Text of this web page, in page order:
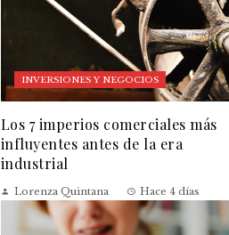
INVERSIONES Y NEGOCIOS
Los 7 imperios comerciales más
influyentes antes de la era
industrial
Lorenza Quintana Hace 4 días